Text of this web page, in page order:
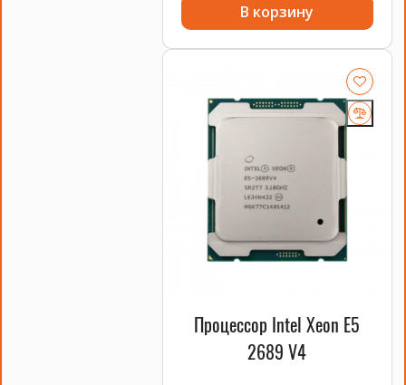
В корзину
Процессор Intel Xeon E5
2689 V4